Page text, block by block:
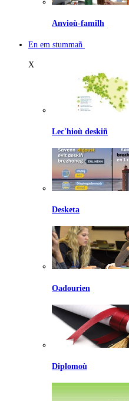
Anvioù-familh
En em stummañ
X
Lec'hioù deskiñ
Desketa
Oadourien
Diplomoù